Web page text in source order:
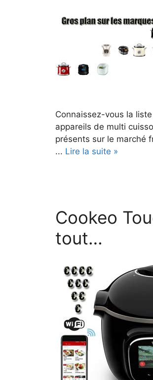
Connaissez-vous la
appareils de multi
présents sur le marché
... Lire la suite »
Cookeo
tout…